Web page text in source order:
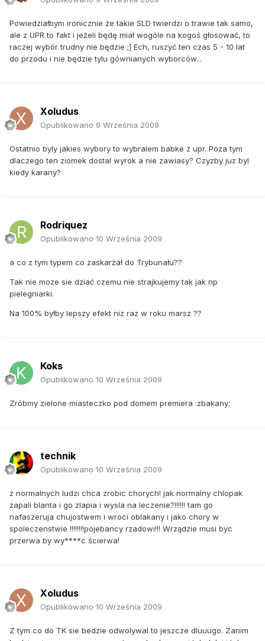
Powiedziałbym ironicznie że takie SLD twierdzi o trawie tak samo,
ale z UPR to fakt i jeżeli będę miał wogóle na kogoś głosować, to
raczej wybór trudny nie będzie ;] Ech, ruszyć ten czas 5 - 10 lat
do przodu i nie będzie tylu gównianych wyborców...
Xoludus
Opublikowano 9 Września 2009
Ostatnio byly jakies wybory to wybralem babke z upr. Poza tym
dlaczego ten ziomek dostal wyrok a nie zawiasy? Czyzby juz byl
kiedy karany?
Rodriquez
Opublikowano 10 Września 2009
a co z tym typem co zaskarżał do Trybunału??
Tak nie moze sie dziać czemu nie strajkujemy tak jak np
pielegniarki.
Na 100% byłby lepszy efekt niz raz w roku marsz ??
Koks
Opublikowano 10 Września 2009
Zróbmy zielone miasteczko pod domem premiera :zbakany:
technik
Opublikowano 10 Września 2009
z normalnych ludzi chca zrobic chorych! jak normalny chlopak
zapali blanta i go zlapia i wysla na leczenie?!!!!!! tam go
nafaszeruja chujostwem i wroci oblakany i jako chory w
spoleczenstwie !!!!!!!!pojebancy rzadowi!!! Wrządzie musi byc
przerwa by wy****c ścierwa!
Xoludus
Opublikowano 10 Września 2009
Z tym co do TK sie bedzie odwolywal to jeszcze dluuugo. Zanim